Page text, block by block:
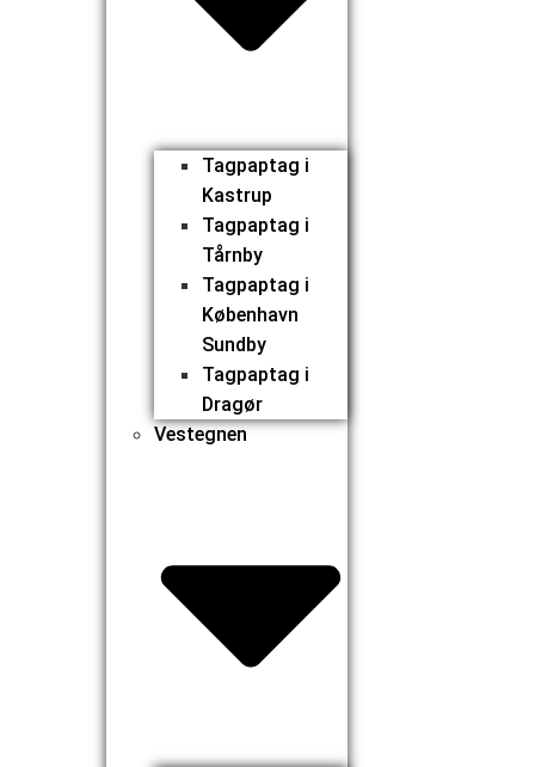
Tagpaptag i
Kastrup
Tagpaptag i
Tårnby
Tagpaptag i
København
Sundby
Tagpaptag i
Dragør
Vestegnen